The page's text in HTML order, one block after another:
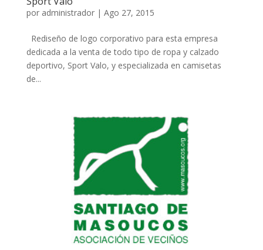
por administrador| Ago 27, 2015
Rediseño de logo corporativo para esta empresa
dedicada a la venta de todo tipo de ropa y calzado
deportivo, Sport Valo, y especializada en camisetas
de...